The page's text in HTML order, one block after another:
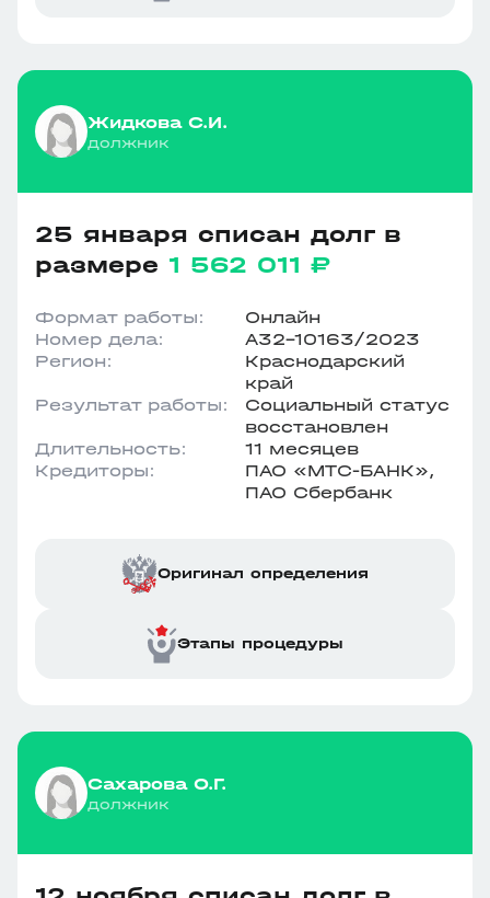
Жидкова С.И.
должник
25 января списан долг в
размере 1 562 011 ₽
Формат работы:
Онлайн
Номер дела:
А32-10163/2023
Регион:
Краснодарский
край
Результат работы:
Социальный статус
восстановлен
Длительность:
11 месяцев
Кредиторы:
ПАО «МТС-БАНК»,
ПАО Сбербанк
Оригинал определения
Этапы процедуры
Сахарова О.Г.
должник